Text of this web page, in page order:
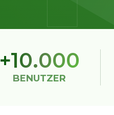
+10.000
BENUTZER